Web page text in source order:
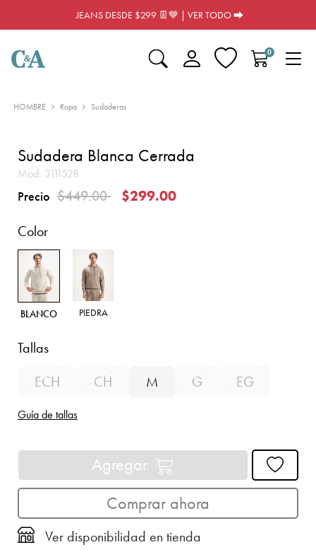
JEANS DESDE $299 👖💙 | VER TODO ⮕
0
HOMBRE Ropa Sudaderas
Sudadera Blanca Cerrada
Mod: 3111528
Precio Precio reducido de
$449.00a
$299.00
Color
BLANCO PIEDRA
Tallas
ECH
CH M G EG
Guía de tallas
Agregar
Comprar ahora
Ver disponibilidad en tienda